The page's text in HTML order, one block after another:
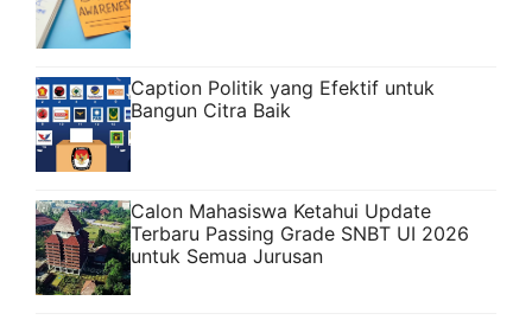
Caption Politik yang Efektif untuk
Bangun Citra Baik
Calon Mahasiswa Ketahui Update
Terbaru Passing Grade SNBT UI 2026
untuk Semua Jurusan